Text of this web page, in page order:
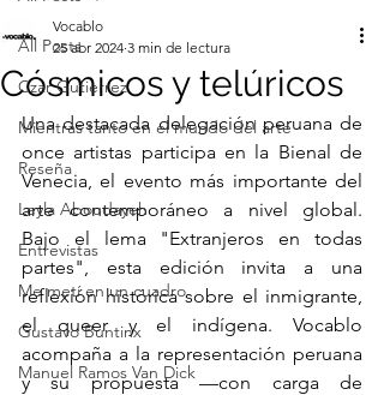
All Posts
Czar Gutierrez
Mientras tanto en el mundo del arte
Reseña
Leyla Aboudayeh
Entrevistas
Me metí en un cuadro
Gustavo Buntinx
Manuel Ramos Van Dick
Cósmicos y telúricos
Vocablo
25 abr 2024 3 min de lectura
Una destacada delegación peruana de
once artistas participa en la Bienal de
Venecia, el evento más importante del
arte contemporáneo a nivel global.
Bajo el lema "Extranjeros en todas
partes", esta edición invita a una
reflexión histórica sobre el inmigrante,
el queer y el indígena. Vocablo
acompaña a la representación peruana
y su propuesta —con carga de